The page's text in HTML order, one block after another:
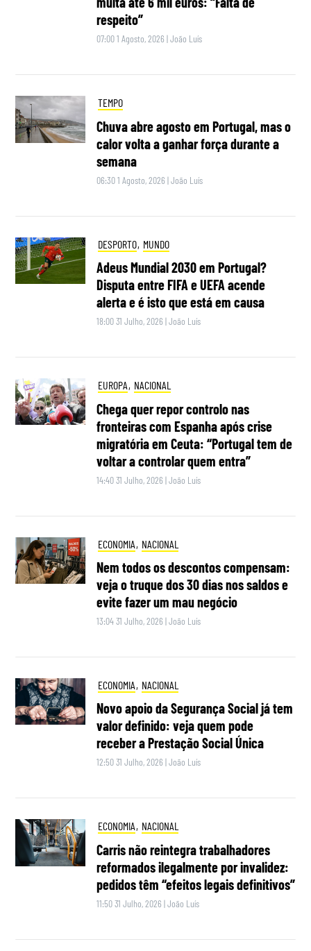
respeito”
07:00 1 Agosto, 2026 |João Luís
TEMPO
Chuva abre agosto em Portugal, mas o
calor volta a ganhar força durante a
semana
06:30 1 Agosto, 2026 |João Luís
DESPORTO, MUNDO
Adeus Mundial 2030 em Portugal?
Disputa entre FIFA e UEFA acende
alerta e é isto que está em causa
18:00 31 Julho, 2026 |João Luís
EUROPA, NACIONAL
Chega quer repor controlo nas
fronteiras com Espanha após crise
migratória em Ceuta: “Portugal tem de
voltar a controlar quem entra”
14:40 31 Julho, 2026 |João Luís
ECONOMIA, NACIONAL
Nem todos os descontos compensam:
veja o truque dos 30 dias nos saldos e
evite fazer um mau negócio
13:04 31 Julho, 2026 |João Luís
ECONOMIA, NACIONAL
Novo apoio da Segurança Social já tem
valor definido: veja quem pode
receber a Prestação Social Única
12:50 31 Julho, 2026 |João Luís
ECONOMIA, NACIONAL
Carris não reintegra trabalhadores
reformados ilegalmente por invalidez:
pedidos têm “efeitos legais definitivos”
11:50 31 Julho, 2026 |João Luís